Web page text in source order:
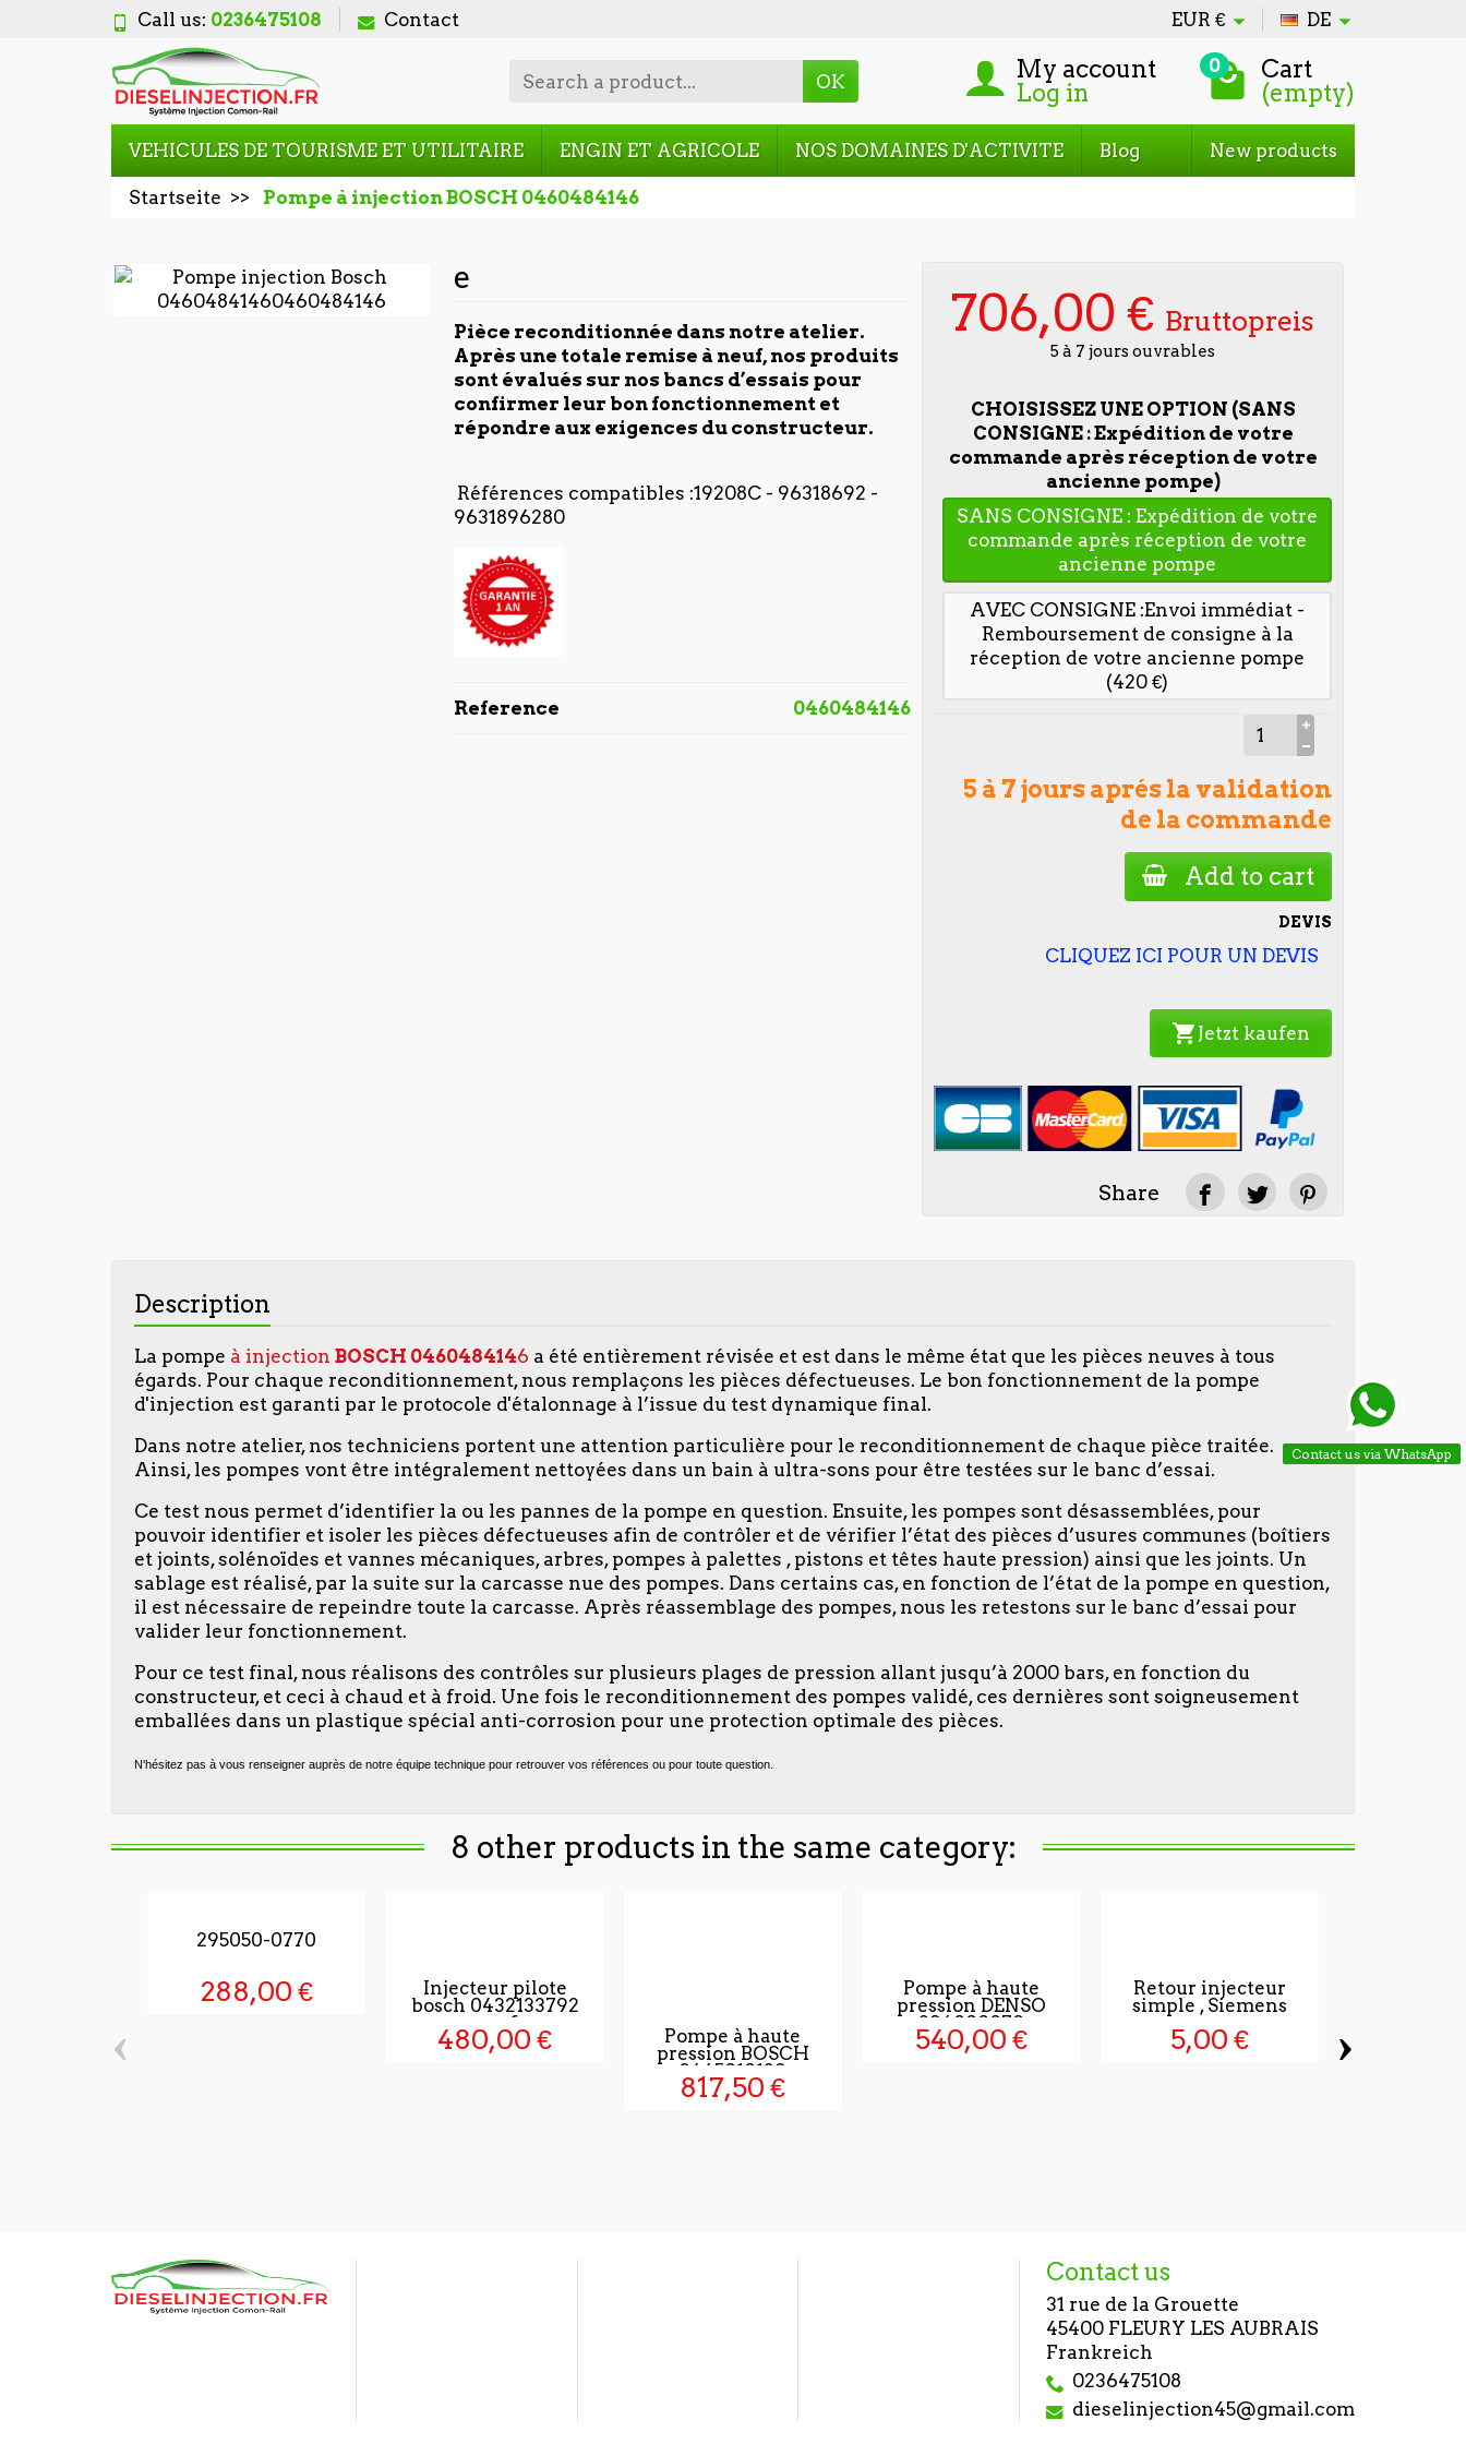
Call us: 0236475108 Contact EUR € DE
OK My account
Log in
0 Cart
(empty)
VEHICULES DE TOURISME ET UTILITAIRE ENGIN ET AGRICOLE NOS DOMAINES D'ACTIVITE Blog New products
Startseite Pompe à injection BOSCH 0460484146
e
Pièce reconditionnée dans notre atelier.
Après une totale remise à neuf, nos produits
sont évalués sur nos bancs d’essais pour
confirmer leur bon fonctionnement et
répondre aux exigences du constructeur.
Références compatibles :19208C - 96318692 -
9631896280
Reference 0460484146
706,00 € Bruttopreis
5 à 7 jours ouvrables
CHOISISSEZ UNE OPTION (SANS
CONSIGNE : Expédition de votre
commande après réception de votre
ancienne pompe)
SANS CONSIGNE : Expédition de votre
commande après réception de votre
ancienne pompe
AVEC CONSIGNE :Envoi immédiat -
Remboursement de consigne à la
réception de votre ancienne pompe
(420 €)
5 à 7 jours aprés la validation
de la commande
Add to cart
DEVIS
CLIQUEZ ICI POUR UN DEVIS
shopping_cart Jetzt kaufen
Share
Description
La pompe à injection BOSCH 0460484146 a été entièrement révisée et est dans le même état que les pièces neuves à tous
égards. Pour chaque reconditionnement, nous remplaçons les pièces défectueuses. Le bon fonctionnement de la pompe
d'injection est garanti par le protocole d'étalonnage à l’issue du test dynamique final.
Dans notre atelier, nos techniciens portent une attention particulière pour le reconditionnement de chaque pièce traitée.
Ainsi, les pompes vont être intégralement nettoyées dans un bain à ultra-sons pour être testées sur le banc d’essai.
Ce test nous permet d’identifier la ou les pannes de la pompe en question. Ensuite, les pompes sont désassemblées, pour
pouvoir identifier et isoler les pièces défectueuses afin de contrôler et de vérifier l’état des pièces d’usures communes (boîtiers
et joints, solénoïdes et vannes mécaniques, arbres, pompes à palettes , pistons et têtes haute pression) ainsi que les joints. Un
sablage est réalisé, par la suite sur la carcasse nue des pompes. Dans certains cas, en fonction de l’état de la pompe en question,
il est nécessaire de repeindre toute la carcasse. Après réassemblage des pompes, nous les retestons sur le banc d’essai pour
valider leur fonctionnement.
Pour ce test final, nous réalisons des contrôles sur plusieurs plages de pression allant jusqu’à 2000 bars, en fonction du
constructeur, et ceci à chaud et à froid. Une fois le reconditionnement des pompes validé, ces dernières sont soigneusement
emballées dans un plastique spécial anti-corrosion pour une protection optimale des pièces.
N'hésitez pas à vous renseigner auprès de notre équipe technique pour retrouver vos références ou pour toute question.
8 other products in the same category:
295050-0770
288,00 €
Injecteur pilote
bosch 0432133792
neuf
480,00 €
Pompe à haute
pression BOSCH
0445010139
817,50 €
Pompe à haute
pression DENSO
294000070
540,00 €
Retour injecteur
simple , Siemens
5,00 €
‹ ›
Contact us
31 rue de la Grouette
45400 FLEURY LES AUBRAIS
Frankreich
0236475108
dieselinjection45@gmail.com
Contact us via WhatsApp